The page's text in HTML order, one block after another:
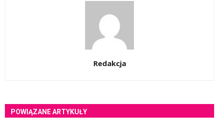
Redakcja
POWIĄZANE ARTYKUŁY